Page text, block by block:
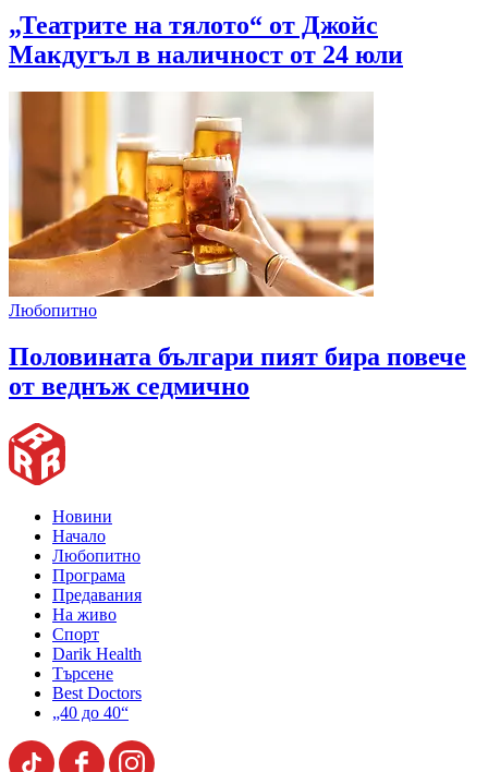
„Театрите на тялото“ от Джойс
Макдугъл в наличност от 24 юли
Любопитно
Половината българи пият бира повече
от веднъж седмично
Новини
Начало
Любопитно
Програма
Предавания
На живо
Спорт
Darik Health
Търсене
Best Doctors
„40 до 40“